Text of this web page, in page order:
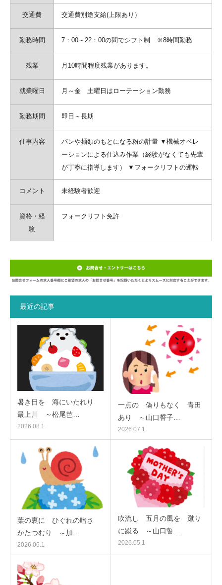
交通費 交通費別途支給(上限あり）
勤務時間 7：00～22：00の間でシフト制 ※8時間勤務
残業 月10時間程度残業があります。
就業曜日 月～金 土曜日はローテーション勤務
勤務期間 即日～長期
仕事内容
パンや麺類のもとになる粉の計量 ▼機械オペレ
ーションによる仕込み作業（経験がなくても先輩
が丁寧に指導します） ▼フォークリフトの運転
コメント 未経験者歓迎
資格・経
験
フォークリフト免許
最近の記事
暑き日を 海にいたれり
最上川 ～松尾芭…
2026.08.1
一点の 偽りもなく 青田
あり ～山口誓子…
2026.07.1
葉の裏に ひぐれの暗さ
かたつむり ～加…
2026.06.1
吹流し 五月の風を 蹴り
に蹴る ～山口誓…
2026.05.1